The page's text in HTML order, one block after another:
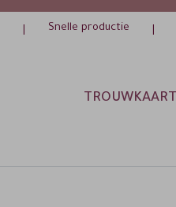
Snelle productie